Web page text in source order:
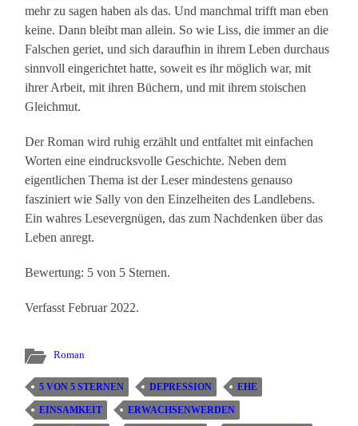
mehr zu sagen haben als das. Und manchmal trifft man eben
keine. Dann bleibt man allein. So wie Liss, die immer an die
Falschen geriet, und sich daraufhin in ihrem Leben durchaus
sinnvoll eingerichtet hatte, soweit es ihr möglich war, mit
ihrer Arbeit, mit ihren Büchern, und mit ihrem stoischen
Gleichmut.
Der Roman wird ruhig erzählt und entfaltet mit einfachen
Worten eine eindrucksvolle Geschichte. Neben dem
eigentlichen Thema ist der Leser mindestens genauso
fasziniert wie Sally von den Einzelheiten des Landlebens.
Ein wahres Lesevergnügen, das zum Nachdenken über das
Leben anregt.
Bewertung: 5 von 5 Sternen.
Verfasst Februar 2022.
Roman
5 VON 5 STERNEN DEPRESSION EHE
EINSAMKEIT ERWACHSENWERDEN